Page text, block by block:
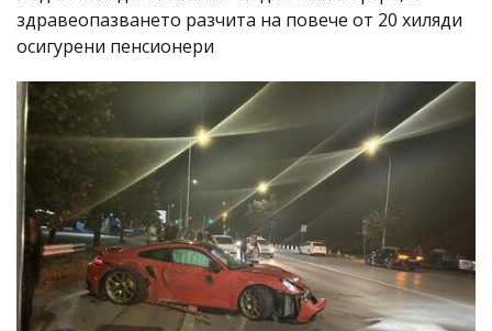
здравеопазването разчита на повече от 20 хиляди
осигурени пенсионери